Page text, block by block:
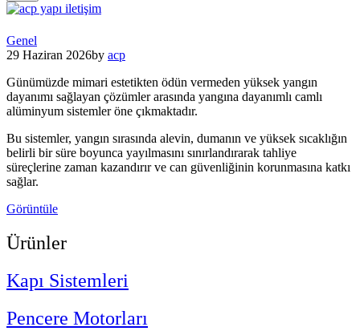
Posted
in
Genel
29 Haziran 2026by acp
Günümüzde mimari estetikten ödün vermeden yüksek yangın
dayanımı sağlayan çözümler arasında yangına dayanımlı camlı
alüminyum sistemler öne çıkmaktadır.
Bu sistemler, yangın sırasında alevin, dumanın ve yüksek sıcaklığın
belirli bir süre boyunca yayılmasını sınırlandırarak tahliye
süreçlerine zaman kazandırır ve can güvenliğinin korunmasına katkı
sağlar.
Görüntüle
Ürünler
Kapı Sistemleri
Pencere Motorları